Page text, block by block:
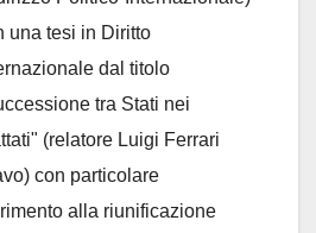
una tesi in Diritto
dal titolo
tra Stati nei
(relatore Luigi Ferrari
con particolare
alla riunificazione